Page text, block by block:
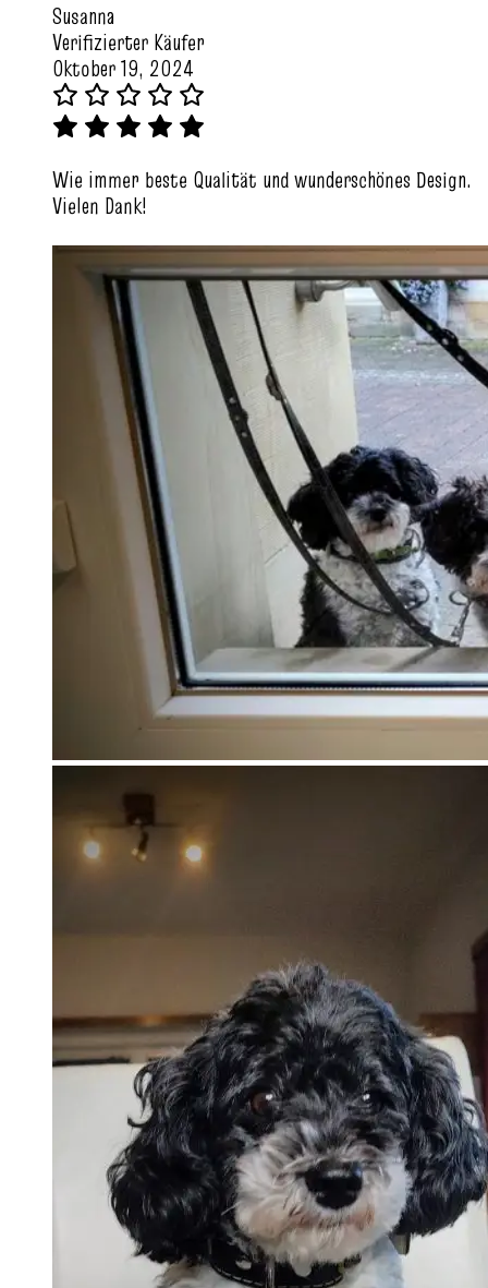
Susanna
Verifizierter Käufer
Oktober 19, 2024
Wie immer beste Qualität und wunderschönes Design.
Vielen Dank!